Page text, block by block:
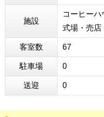
施設
コーヒー
式場・売店
客室数 67
駐車場 0
送迎 0